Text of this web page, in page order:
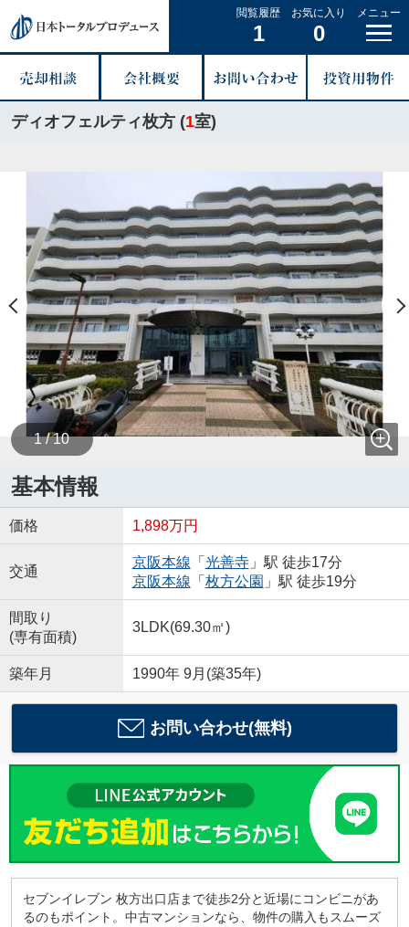
閲覧履歴
1
お気に入り
0
メニュー
ディオフェルティ枚方 (1室)
1 / 10
基本情報
価格 1,898万円
交通
京阪本線 「 光善寺」駅 徒歩17分
京阪本線 「 枚方公園 」駅 徒歩19分
間取り
(専有面積)
3LDK(69.30㎡)
築年月 1990年 9月(築35年)
お問い合わせ(無料)
セブンイレブン 枚方出口店まで徒歩2分と近場にコンビニがあ
るのもポイント。中古マンションなら、物件の購入もスムーズ